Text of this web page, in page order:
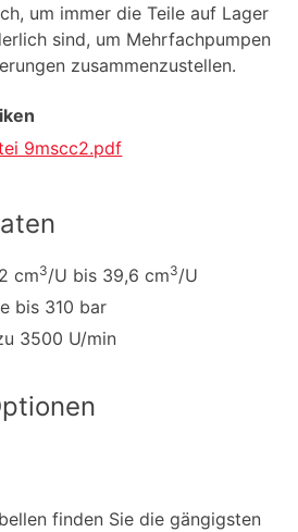
um immer die Teile auf Lager
sind, um Mehrfachpumpen
zusammenzustellen.
9mscc2.pdf
cm3/U bis 39,6 cm3/U
bis 310 bar
3500 U/min
finden Sie die gängigsten